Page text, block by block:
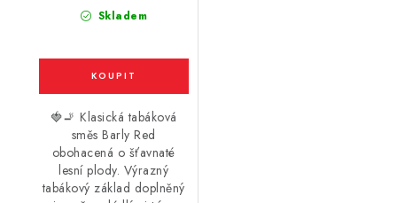
Skladem
🍓🚬 Klasická tabáková
směs Barly Red
obohacená o šťavnaté
lesní plody. Výrazný
tabákový základ doplněný